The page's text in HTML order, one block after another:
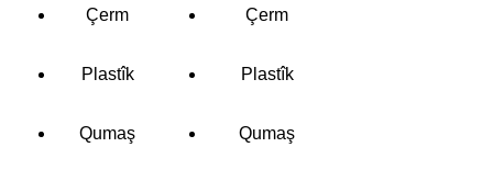
Çerm Çerm
Plastîk Plastîk
Qumaş Qumaş